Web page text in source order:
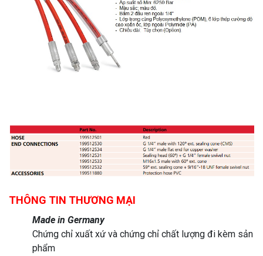
THÔNG TIN THƯƠNG MẠI
Made in Germany
Chứng chỉ xuất xứ và chứng chỉ chất lượng đi kèm sản
phẩm